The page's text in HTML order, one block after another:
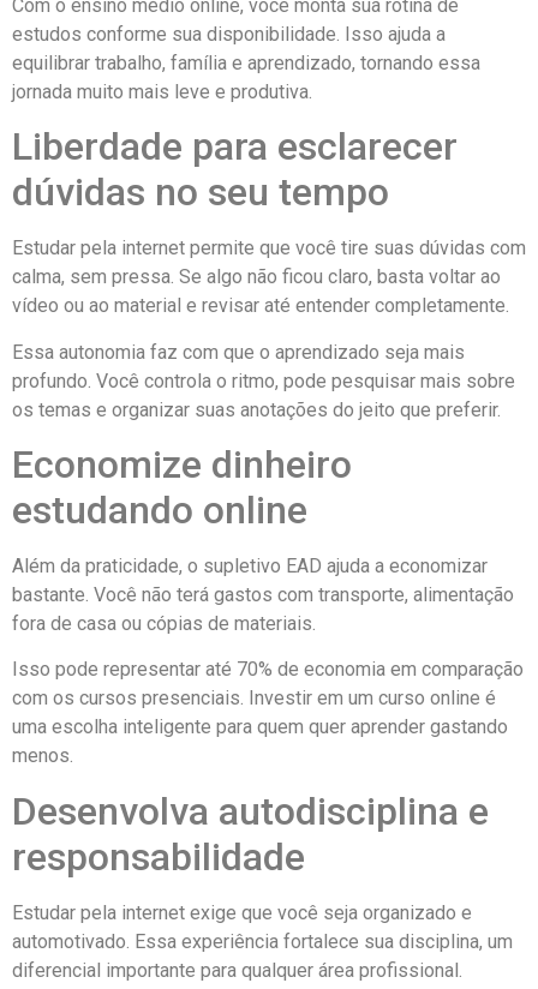
Com o ensino médio online, você monta sua rotina de
estudos conforme sua disponibilidade. Isso ajuda a
equilibrar trabalho, família e aprendizado, tornando essa
jornada muito mais leve e produtiva.
Liberdade para esclarecer
dúvidas no seu tempo
Estudar pela internet permite que você tire suas dúvidas com
calma, sem pressa. Se algo não ficou claro, basta voltar ao
vídeo ou ao material e revisar até entender completamente.
Essa autonomia faz com que o aprendizado seja mais
profundo. Você controla o ritmo, pode pesquisar mais sobre
os temas e organizar suas anotações do jeito que preferir.
Economize dinheiro
estudando online
Além da praticidade, o supletivo EAD ajuda a economizar
bastante. Você não terá gastos com transporte, alimentação
fora de casa ou cópias de materiais.
Isso pode representar até 70% de economia em comparação
com os cursos presenciais. Investir em um curso online é
uma escolha inteligente para quem quer aprender gastando
menos.
Desenvolva autodisciplina e
responsabilidade
Estudar pela internet exige que você seja organizado e
automotivado. Essa experiência fortalece sua disciplina, um
diferencial importante para qualquer área profissional.